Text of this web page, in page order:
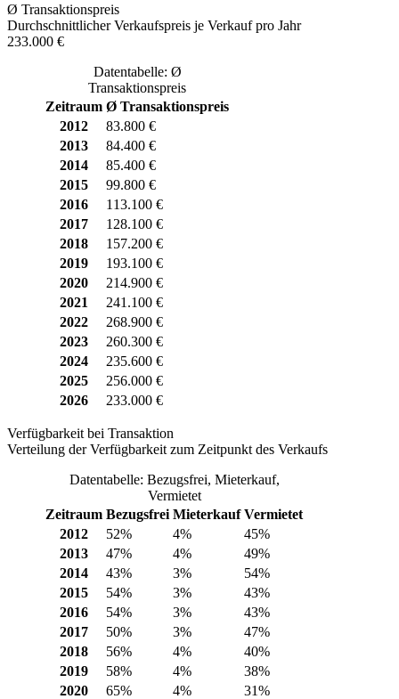
Ø Transaktionspreis
Durchschnittlicher Verkaufspreis je Verkauf pro Jahr
233.000 €
Datentabelle: Ø
Transaktionspreis
Zeitraum Ø Transaktionspreis
2012
83.800 €
2013
84.400 €
2014
85.400 €
2015
99.800 €
2016
113.100 €
2017
128.100 €
2018
157.200 €
2019
193.100 €
2020
214.900 €
2021
241.100 €
2022
268.900 €
2023
260.300 €
2024
235.600 €
2025
256.000 €
2026
233.000 €
Verfügbarkeit bei Transaktion
Verteilung der Verfügbarkeit zum Zeitpunkt des Verkaufs
Datentabelle: Bezugsfrei, Mieterkauf,
Vermietet
Zeitraum Bezugsfrei Mieterkauf Vermietet
2012
52% 4%
45%
2013
47% 4%
49%
2014
43% 3%
54%
2015
54% 3%
43%
2016
54% 3%
43%
2017
50% 3%
47%
2018
56% 4%
40%
2019
58% 4%
38%
2020
65% 4%
31%